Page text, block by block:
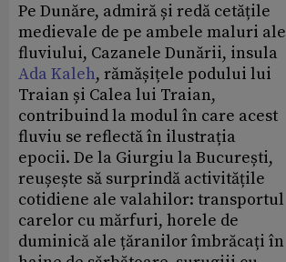
Pe Dunăre, admiră și redă cetățile
medievale de pe ambele maluri ale
fluviului, Cazanele Dunării, insula
Ada Kaleh, rămășițele podului lui
Traian și Calea lui Traian,
contribuind la modul în care acest
fluviu se reflectă în ilustrația
epocii. De la Giurgiu la București,
reușește să surprindă activitățile
cotidiene ale valahilor: transportul
carelor cu mărfuri, horele de
duminică ale țăranilor îmbrăcați în